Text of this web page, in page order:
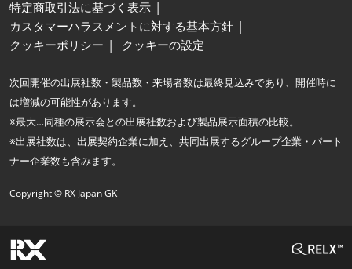
特定商取引法に基づく表示
カスタマーハラスメントに対する基本方針
クッキーポリシー
クッキーの設定
次回開催の出展社数・製品数・来場者数は最終見込みであり、開催時に
は増減の可能性があります。
※最大…同種の展示会との出展社数および製品展示面積の比較。
※出展社数は、出展契約企業に加え、共同出展するグループ企業・パート
ナー企業数も含みます。
Copyright © RX Japan GK